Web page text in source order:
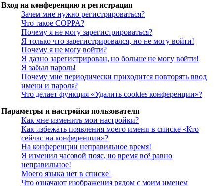
Вход на конференцию и регистрация
Зачем мне нужно регистрироваться?
Что такое COPPA?
Почему я не могу зарегистрироваться?
Я только что зарегистрировался, но не могу войти!
Почему я не могу войти?
Я давно зарегистрирован, но больше не могу войти!
Я забыл пароль!
Почему мне периодически приходится повторять ввод
имени и пароля?
Что делает функция «Удалить cookies конференции»?
Параметры и настройки пользователя
Как мне изменить мои настройки?
Как избежать появления моего имени в списке «Кто
сейчас на конференции»?
На конференции неправильное время!
Я изменил часовой пояс, но время всё равно
неправильное!
Моего языка нет в списке!
Что означают изображения рядом с моим именем